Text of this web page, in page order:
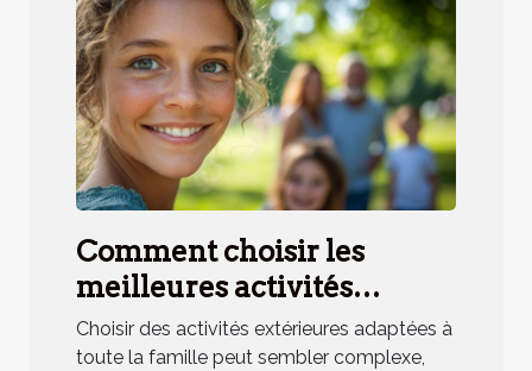
Comment choisir les
meilleures activités
extérieures pour toute la
famille ?
Choisir des activités extérieures adaptées à
toute la famille peut sembler complexe,